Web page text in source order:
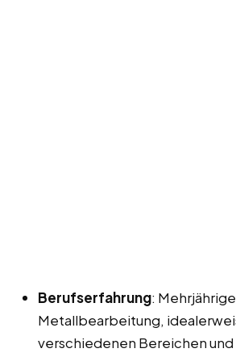
Berufserfahrung:
Metallbearbeitung,
verschiedenen Bereichen